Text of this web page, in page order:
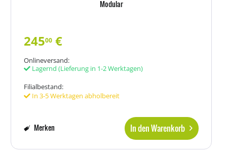
Modular
24500 €
Onlineversand:
Lagernd (Lieferung in 1-2 Werktagen)
Filialbestand:
In 3-5 Werktagen abholbereit
In den Warenkorb
Merken